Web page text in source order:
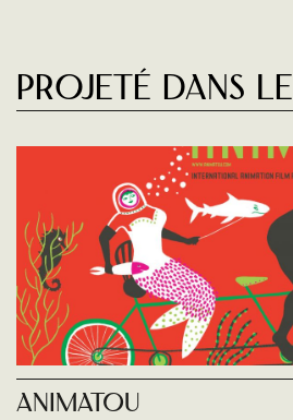
Projeté dans
Animatou